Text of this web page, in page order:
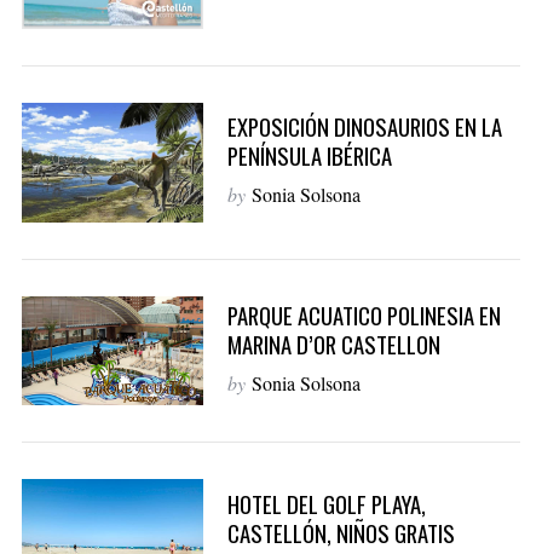
EXPOSICIÓN DINOSAURIOS EN LA
PENÍNSULA IBÉRICA
by Sonia Solsona
PARQUE ACUATICO POLINESIA EN
MARINA D’OR CASTELLON
by Sonia Solsona
HOTEL DEL GOLF PLAYA,
CASTELLÓN, NIÑOS GRATIS